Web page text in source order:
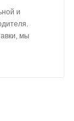
и
мы